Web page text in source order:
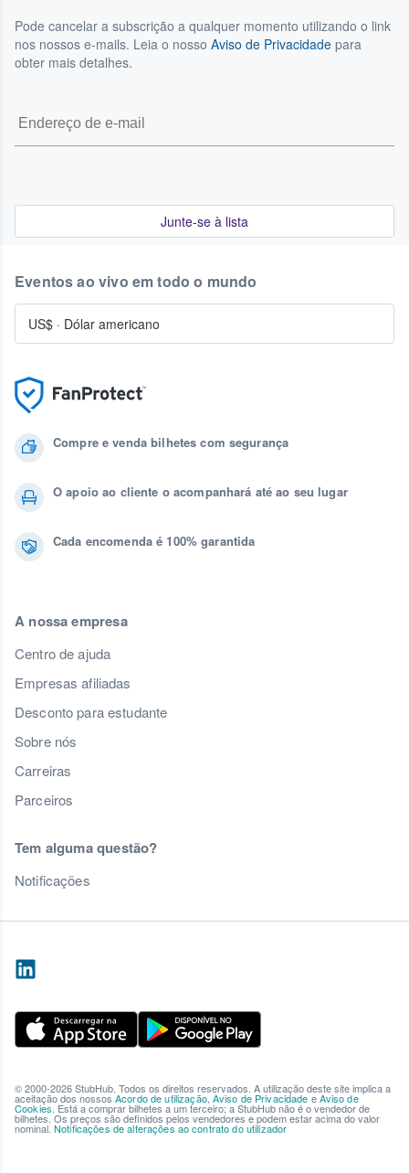
Pode cancelar a subscrição a qualquer momento utilizando o link
nos nossos e-mails. Leia o nosso Aviso de Privacidade para
obter mais detalhes.
Junte-se à lista
Compre e venda bilhetes com segurança
O apoio ao cliente o acompanhará até ao seu lugar
Cada encomenda é 100% garantida
A nossa empresa
Centro de ajuda
Empresas afiliadas
Desconto para estudante
Sobre nós
Carreiras
Parceiros
Tem alguma questão?
Notificações
Eventos ao vivo em todo o mundo
US$ · Dólar americano
© 2000-2026 StubHub. Todos os direitos reservados. A utilização deste site implica a
aceitação dos nossos Acordo de utilização, Aviso de Privacidade eAviso de
Cookies . Está a comprar bilhetes a um terceiro; a StubHub não é o vendedor de
bilhetes. Os preços são definidos pelos vendedores e podem estar acima do valor
nominal. Notificações de alterações ao contrato do utilizador